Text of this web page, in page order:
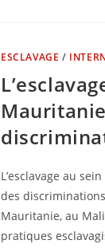
ESCLAVAGE /
L’esclavage au
des
Mauritanie, au
pratiques